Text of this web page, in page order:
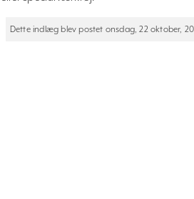
Dette indlæg blev postet onsdag, 22 oktober,